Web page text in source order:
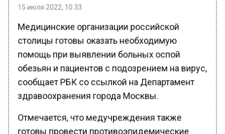
Медицинские организации российской
столицы готовы оказать необходимую
помощь при выявлении больных оспой
обезьян и пациентов с подозрением на вирус,
сообщает РБК со ссылкой на Департамент
здравоохранения города Москвы.
Отмечается, что медучреждения также
готовы провести противоэпидемические